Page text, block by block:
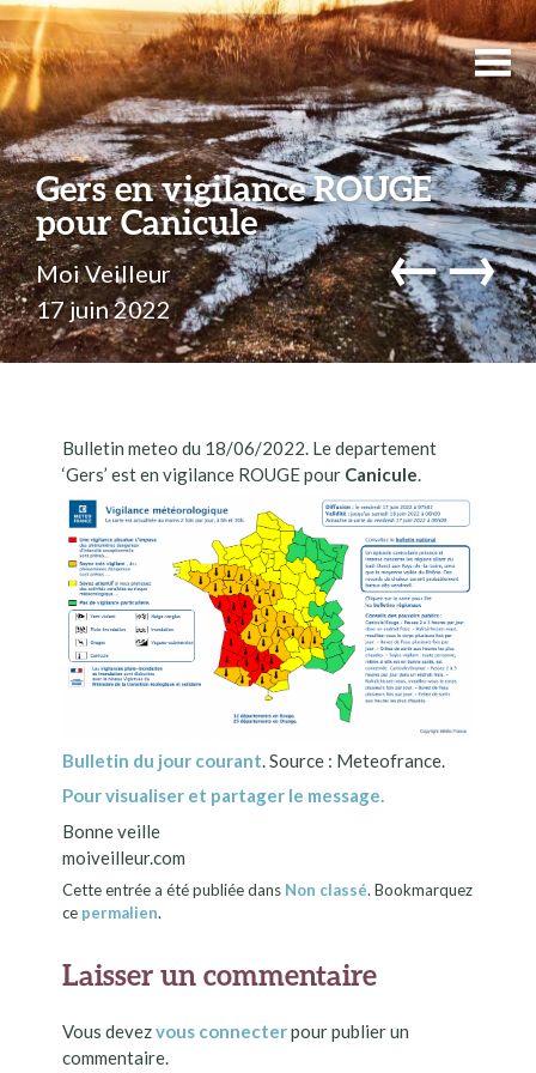
Gers en vigilance ROUGE
pour Canicule
Moi Veilleur
17 juin 2022
←→
Bulletin meteo du 18/06/2022. Le departement
‘Gers’ est en vigilance ROUGE pour Canicule.
Bulletin du jour courant . Source : Meteofrance.
Pour visualiser et partager le message.
Bonne veille
moiveilleur.com
Cette entrée a été publiée dans Non classé. Bookmarquez
ce permalien.
Laisser un commentaire
Vous devezvous connecterpour publier un
commentaire.